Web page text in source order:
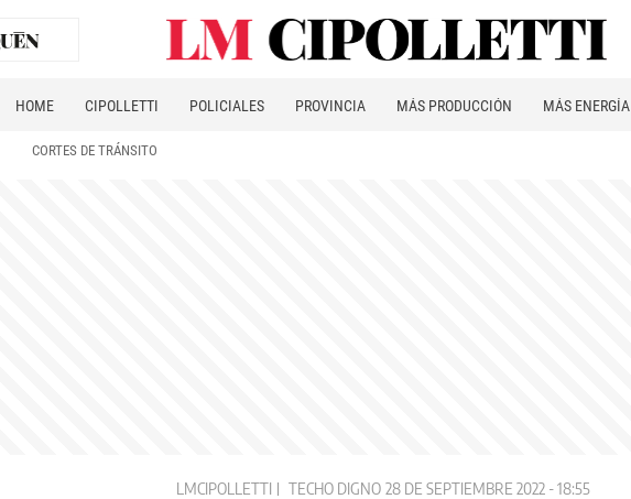
HOME CIPOLLETTI POLICIALES PROVINCIA MÁS PRODUCCIÓN MÁS ENERGÍA
CORTES DE TRÁNSITO
LMCIPOLLETTI TECHO DIGNO 28 DE SEPTIEMBRE 2022 - 18:55